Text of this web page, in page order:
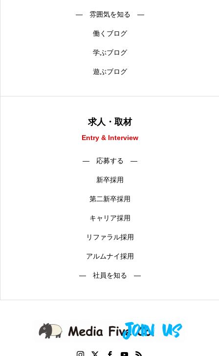
― 雰囲気を知る ―
働くブログ
学ぶブログ
遊ぶブログ
求人・取材
Entry & Interview
― 応募する ―
新卒採用
第二新卒採用
キャリア採用
リファラル採用
アルムナイ採用
― 社員を知る ―